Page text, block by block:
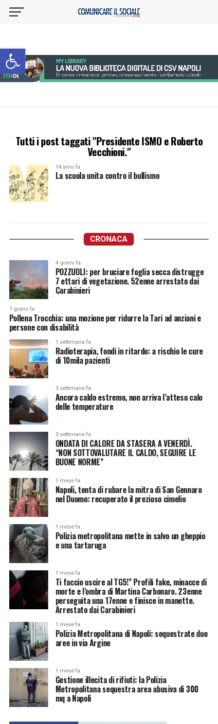
Apri la barra degli strumenti
Tutti i post taggati "Presidente ISMO e Roberto
Vecchioni."
14 anni fa
La scuola unita contro il bullismo
CRONACA
4 giorni fa
POZZUOLI: per bruciare foglia secca distrugge
7 ettari di vegetazione. 52enne arrestato dai
Carabinieri
7 giorni fa
Pollena Trocchia: una mozione per ridurre la Tari ad anziani e
persone con disabilità
1 settimana fa
Radioterapia, fondi in ritardo: a rischio le cure
di 10mila pazienti
3 settimane fa
Ancora caldo estremo, non arriva l’atteso calo
delle temperature
3 settimane fa
ONDATA DI CALORE DA STASERA A VENERDÌ.
“NON SOTTOVALUTARE IL CALDO, SEGUIRE LE
BUONE NORME”
1 mese fa
Napoli, tenta di rubare la mitra di San Gennaro
nel Duomo: recuperato il prezioso cimelio
1 mese fa
Polizia metropolitana mette in salvo un gheppio
e una tartaruga
1 mese fa
Ti faccio uscire al TG5!” Profili fake, minacce di
morte e l’ombra di Martina Carbonaro. 23enne
perseguita una 17enne e finisce in manette.
Arrestato dai Carabinieri
1 mese fa
Polizia Metropolitana di Napoli: sequestrate due
aree in via Argine
1 mese fa
Gestione illecita di rifiuti: la Polizia
Metropolitana sequestra area abusiva di 300
mq a Napoli